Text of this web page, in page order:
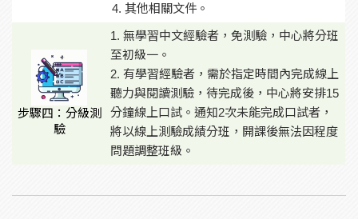
其他相關文件。
步驟四：分級測
驗
1. 無學習中文經驗者，免測驗，中心將分班
至初級一。
2. 有學習經驗者，需於指定時間內完成線上
聽力與閱讀測驗，待完成後，中心將安排15
分鐘線上口試。通知2次未能完成口試者，
將以線上測驗成績分班， 開課後無法因程度
問題調整班級。